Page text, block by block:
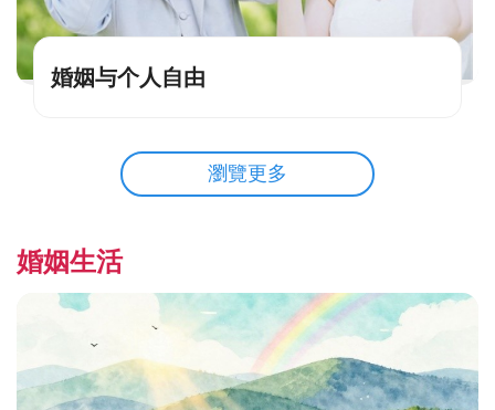
婚姻与个人自由
瀏覽更多
婚姻生活